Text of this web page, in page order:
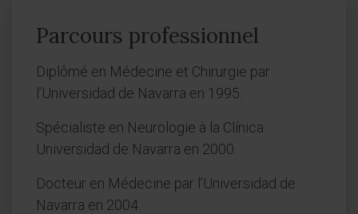
Parcours professionnel
Diplômé en Médecine et Chirurgie par
l’Universidad de Navarra en 1995.
Spécialiste en Neurologie à la Clínica
Universidad de Navarra en 2000.
Docteur en Médecine par l’Universidad de
Navarra en 2004.